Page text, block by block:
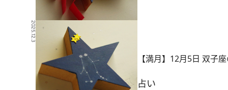
2025.12.3
【満月】12月5日 双子
占い